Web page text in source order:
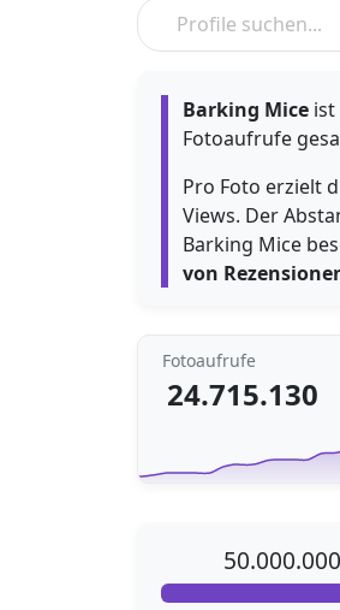
Barking Mice ist
Fotoaufrufe
Pro Foto erzielt
Views. Der
Barking Mice
von
Fotoaufrufe
24.715.130